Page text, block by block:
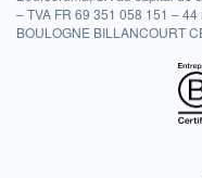
– TVA FR 69 351 058 151 –
BOULOGNE BILLANCOURT